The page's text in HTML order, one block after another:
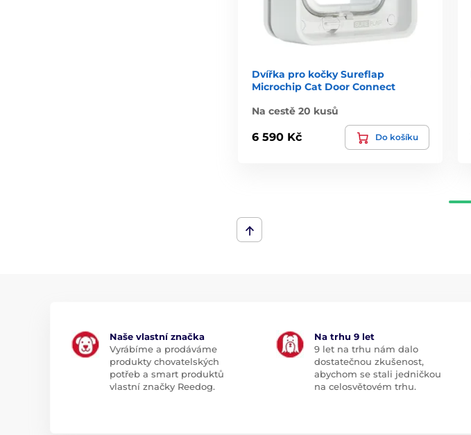
Dvířka pro kočky Sureflap
Microchip Cat Door Connect
Na cestě 20 kusů
6 590 Kč Do košíku
Naše vlastní značka
Vyrábíme a prodáváme
produkty chovatelských
potřeb a smart produktů
vlastní značky Reedog.
Na trhu 9 let
9 let na trhu nám dalo
dostatečnou zkušenost,
abychom se stali jedničkou
na celosvětovém trhu.